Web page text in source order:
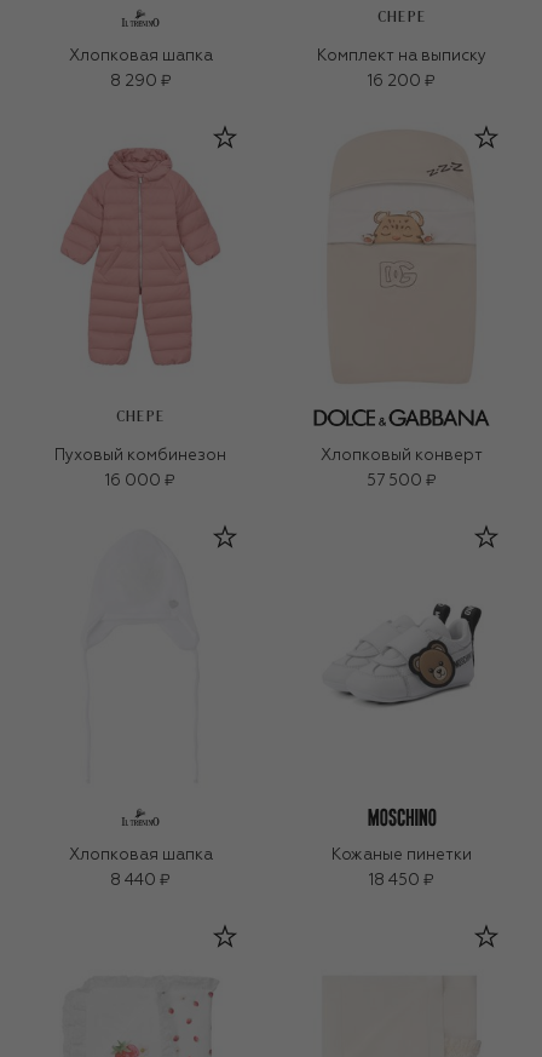
Хлопковая шапка
8 290 ₽
CHEPE
Комплект на выписку
16 200 ₽
CHEPE
Пуховый комбинезон
16 000 ₽
Хлопковый конверт
57 500 ₽
Хлопковая шапка
8 440 ₽
Кожаные пинетки
18 450 ₽